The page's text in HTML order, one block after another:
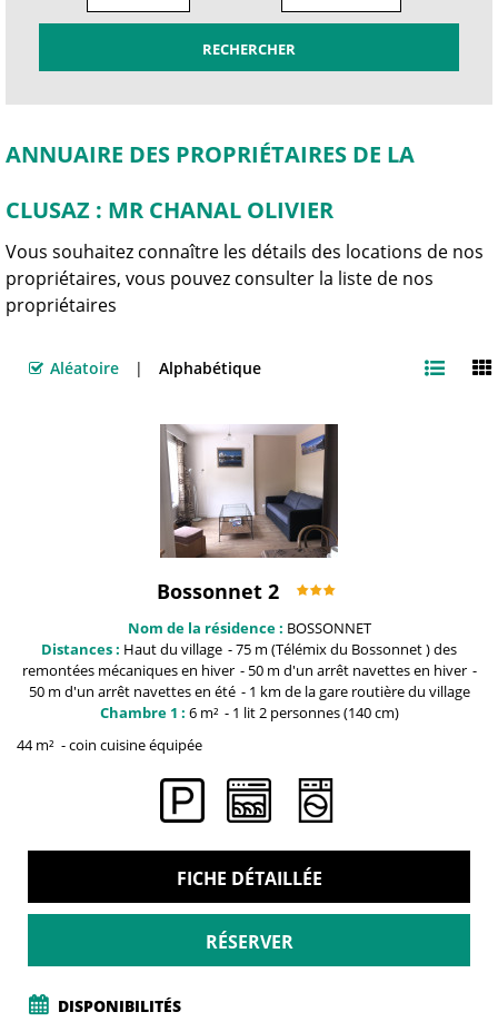
ANNUAIRE DES PROPRIÉTAIRES DE LA
CLUSAZ : MR CHANAL OLIVIER
Vous souhaitez connaître les détails des locations de nos
propriétaires, vous pouvez consulter la liste de nos
propriétaires
Aléatoire Alphabétique
Bossonnet 2
Nom de la résidence : BOSSONNET
Distances : Haut du village 75 m (Télémix du Bossonnet )des
remontées mécaniques en hiver
50 m d'un arrêt navettes en hiver
50 m d'un arrêt navettes en été 1 km de la gare routière du village
Chambre 1 : 6 m² 1 lit 2 personnes (140 cm)
44 m² coin cuisine équipée
FICHE DÉTAILLÉE
RÉSERVER
DISPONIBILITÉS